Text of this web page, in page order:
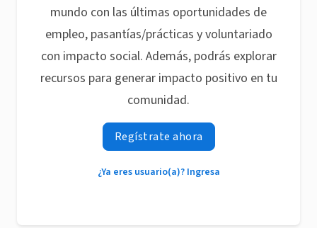
mundo con las últimas oportunidades de
empleo, pasantías/prácticas y voluntariado
con impacto social. Además, podrás explorar
recursos para generar impacto positivo en tu
comunidad.
Regístrate ahora
¿Ya eres usuario(a)? Ingresa